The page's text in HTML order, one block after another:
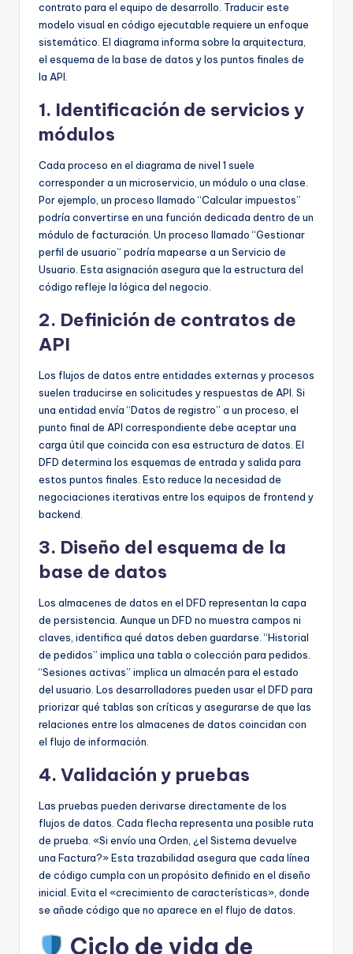
contrato para el equipo de desarrollo. Traducir este
modelo visual en código ejecutable requiere un enfoque
sistemático. El diagrama informa sobre la arquitectura,
el esquema de la base de datos y los puntos finales de
la API.
1. Identificación de servicios y
módulos
Cada proceso en el diagrama de nivel 1 suele
corresponder a un microservicio, un módulo o una clase.
Por ejemplo, un proceso llamado “Calcular impuestos”
podría convertirse en una función dedicada dentro de un
módulo de facturación. Un proceso llamado “Gestionar
perfil de usuario” podría mapearse a un Servicio de
Usuario. Esta asignación asegura que la estructura del
código refleje la lógica del negocio.
2. Definición de contratos de
API
Los flujos de datos entre entidades externas y procesos
suelen traducirse en solicitudes y respuestas de API. Si
una entidad envía “Datos de registro” a un proceso, el
punto final de API correspondiente debe aceptar una
carga útil que coincida con esa estructura de datos. El
DFD determina los esquemas de entrada y salida para
estos puntos finales. Esto reduce la necesidad de
negociaciones iterativas entre los equipos de frontend y
backend.
3. Diseño del esquema de la
base de datos
Los almacenes de datos en el DFD representan la capa
de persistencia. Aunque un DFD no muestra campos ni
claves, identifica qué datos deben guardarse. “Historial
de pedidos” implica una tabla o colección para pedidos.
“Sesiones activas” implica un almacén para el estado
del usuario. Los desarrolladores pueden usar el DFD para
priorizar qué tablas son críticas y asegurarse de que las
relaciones entre los almacenes de datos coincidan con
el flujo de información.
4. Validación y pruebas
Las pruebas pueden derivarse directamente de los
flujos de datos. Cada flecha representa una posible ruta
de prueba. «Si envío una Orden, ¿el Sistema devuelve
una Factura?» Esta trazabilidad asegura que cada línea
de código cumpla con un propósito definido en el diseño
inicial. Evita el «crecimiento de características», donde
se añade código que no aparece en el flujo de datos.
Ciclo de vida de